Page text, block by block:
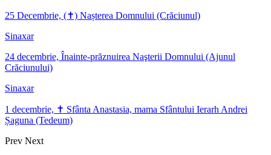
25 Decembrie, (✝) Nașterea Domnului (Crăciunul)
Sinaxar
24 decembrie, Înainte-prăznuirea Naşterii Domnului (Ajunul
Crăciunului)
Sinaxar
1 decembrie, ✝ Sfânta Anastasia, mama Sfântului Ierarh Andrei
Șaguna (Tedeum)
Prev Next